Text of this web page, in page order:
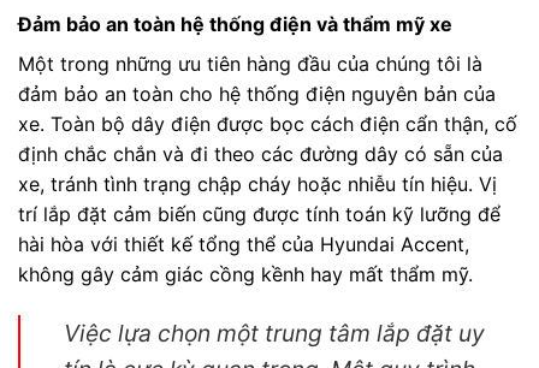
Đảm bảo an toàn hệ thống điện và thẩm mỹ xe
Một trong những ưu tiên hàng đầu của chúng tôi là
đảm bảo an toàn cho hệ thống điện nguyên bản của
xe. Toàn bộ dây điện được bọc cách điện cẩn thận, cố
định chắc chắn và đi theo các đường dây có sẵn của
xe, tránh tình trạng chập cháy hoặc nhiễu tín hiệu. Vị
trí lắp đặt cảm biến cũng được tính toán kỹ lưỡng để
hài hòa với thiết kế tổng thể của Hyundai Accent,
không gây cảm giác cồng kềnh hay mất thẩm mỹ.
Việc lựa chọn một trung tâm lắp đặt uy